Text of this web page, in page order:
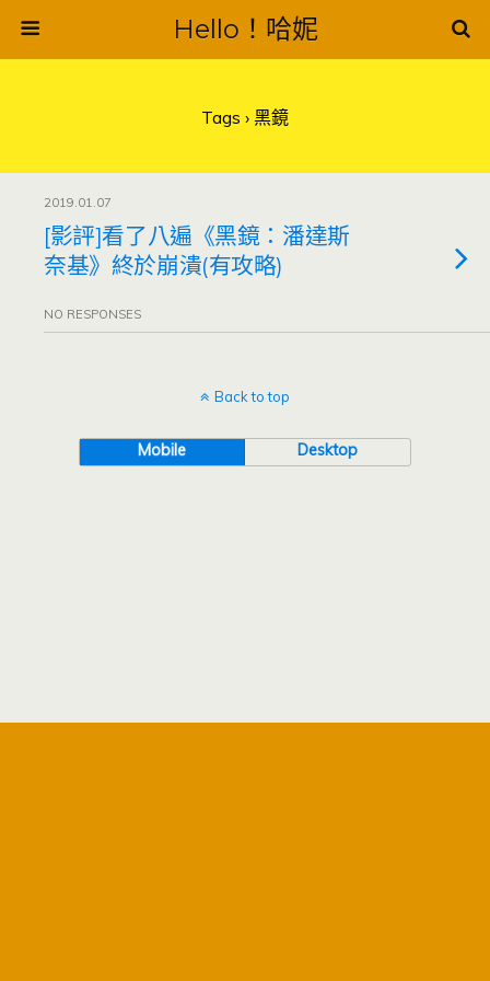
Hello！哈妮
Tags › 黑鏡
2019.01.07
[影評]看了八遍《黑鏡：潘達斯
奈基》終於崩潰(有攻略)
NO RESPONSES
Back to top
Mobile Desktop